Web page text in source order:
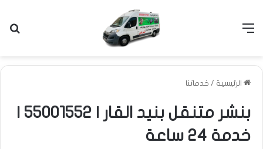
القائمة
الرئيسية / خدماتنا
خدمة 24 ساعة